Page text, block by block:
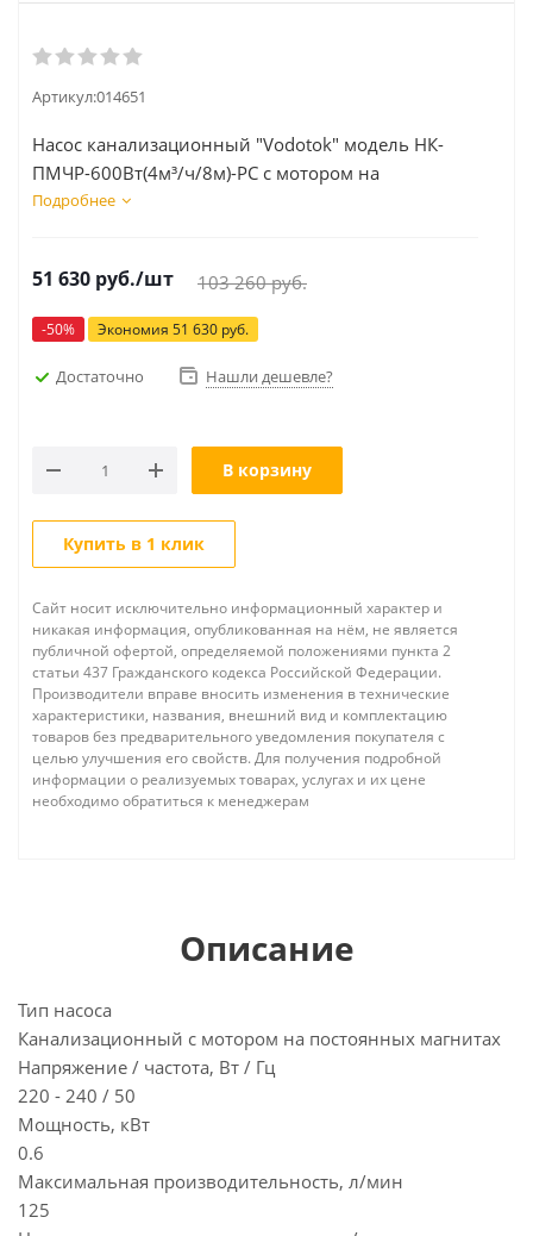
Артикул:014651
Насос канализационный "Vodotok" модель НК-
ПМЧР-600Вт(4м³/ч/8м)-РС с мотором на
постоянных магнитах с частотным
Подробнее
51 630 руб./шт 103 260руб.
-50% Экономия 51 630 руб.
Достаточно Нашли дешевле?
В корзину
Купить в 1 клик
Сайт носит исключительно информационный характер и
никакая информация, опубликованная на нём, не является
публичной офертой, определяемой положениями пункта 2
статьи 437 Гражданского кодекса Российской Федерации.
Производители вправе вносить изменения в технические
характеристики, названия, внешний вид и комплектацию
товаров без предварительного уведомления покупателя с
целью улучшения его свойств. Для получения подробной
информации о реализуемых товарах, услугах и их цене
необходимо обратиться к менеджерам
Описание
Тип насоса
Канализационный с мотором на постоянных магнитах
Напряжение / частота, Вт / Гц
220 - 240 / 50
Мощность, кВт
0.6
Максимальная производительность, л/мин
125